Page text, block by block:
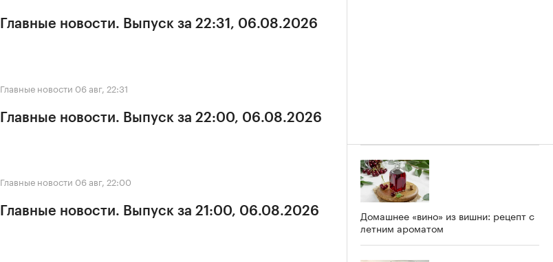
Главные новости. Выпуск за 22:31, 06.08.2026
Главные новости 06 авг, 22:31
Главные новости. Выпуск за 22:00, 06.08.2026
Главные новости 06 авг, 22:00
Главные новости. Выпуск за 21:00, 06.08.2026
Домашнее «вино» из вишни: рецепт с
летним ароматом